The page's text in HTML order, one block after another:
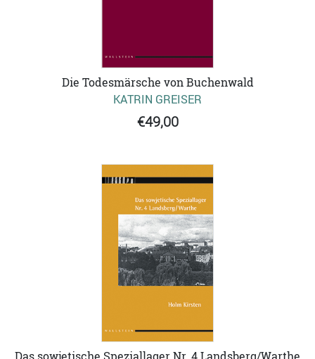
Die Todesmärsche von Buchenwald
KATRIN GREISER
€49,00